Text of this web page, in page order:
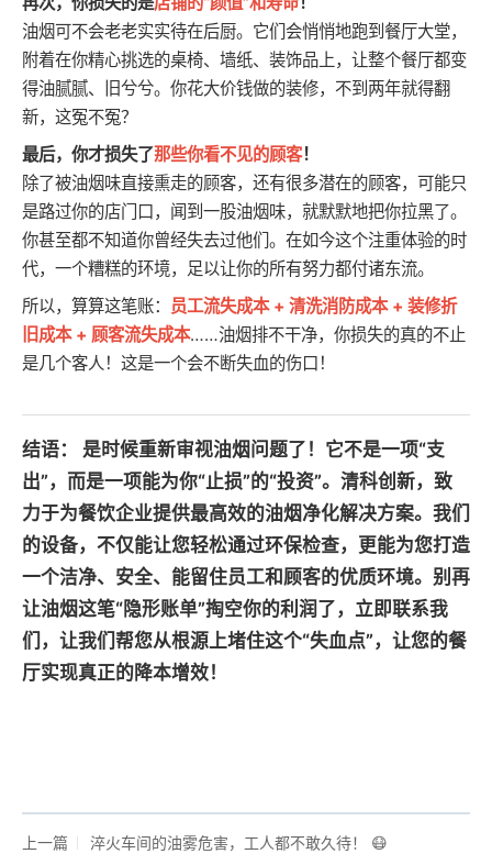
油烟可不会老老实实待在后厨。它们会悄悄地跑到餐厅大堂，
附着在你精心挑选的桌椅、墙纸、装饰品上，让整个餐厅都变
得油腻腻、旧兮兮。你花大价钱做的装修，不到两年就得翻
新，这冤不冤？
最后，你才损失了那些你看不见的顾客！
除了被油烟味直接熏走的顾客，还有很多潜在的顾客，可能只
是路过你的店门口，闻到一股油烟味，就默默地把你拉黑了。
你甚至都不知道你曾经失去过他们。在如今这个注重体验的时
代，一个糟糕的环境，足以让你的所有努力都付诸东流。
所以，算算这笔账：
员工流失成本 + 清洗消防成本 + 装修折
旧成本 + 顾客流失成本……油烟排不干净，你损失的真的不止
是几个客人！这是一个会不断失血的伤口！
结语：
是时候重新审视油烟问题了！它不是一项“支
出”，而是一项能为你“止损”的“投资”。清科创新，致
力于为餐饮企业提供最高效的油烟净化解决方案。我们
的设备，不仅能让您轻松通过环保检查，更能为您打造
一个洁净、安全、能留住员工和顾客的优质环境。别再
让油烟这笔“隐形账单”掏空你的利润了，立即联系我
们，让我们帮您从根源上堵住这个“失血点”，让您的餐
厅实现真正的降本增效！
上一篇
淬火车间的油雾危害，工人都不敢久待！ 😷